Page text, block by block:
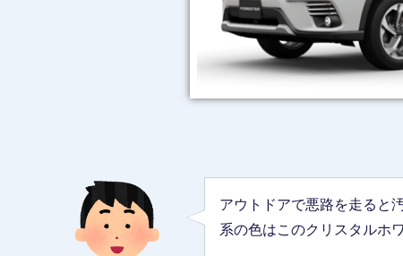
アウトドアで悪路を走ると
系の色はこのクリスタルホ